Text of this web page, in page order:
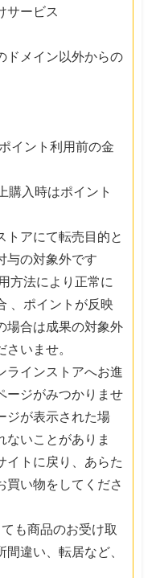
ービス
メイン以外からの
ント利用前の金
購入時はポイント
トアにて転売目的と
与の対象外です
方法により正常に
、ポイントが反映
場合は成果の対象外
いませ。
ラインストアへお進
ージがみつかりませ
ジが表示された場
ないことがありま
イトに戻り、あらた
買い物をしてくださ
も商品のお受け取
違い、転居など、